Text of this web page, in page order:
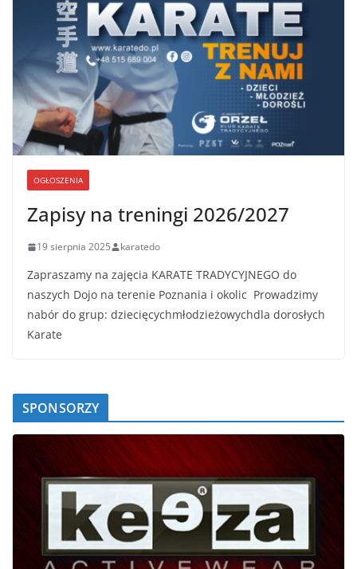
OGŁOSZENIA
Zapisy na treningi 2026/2027
19 sierpnia 2025 karatedo
Zapraszamy na zajęcia KARATE TRADYCYJNEGO do
naszych Dojo na terenie Poznania i okolic Prowadzimy
nabór do grup: dziecięcychmłodzieżowychdla dorosłych
Karate
SPONSORZY